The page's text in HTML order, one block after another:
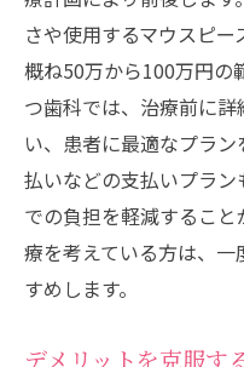
さや使用するマウスピー
概ね50万から100万円の
つ歯科では、治療前に
い、患者に最適なプラ
払いなどの支払いプラ
での負担を軽減するこ
療を考えている方は、
すめします。
デメリットを克服す